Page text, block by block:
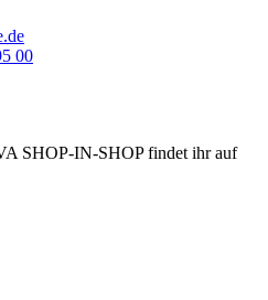
00
SHOP-IN-SHOP findet ihr auf